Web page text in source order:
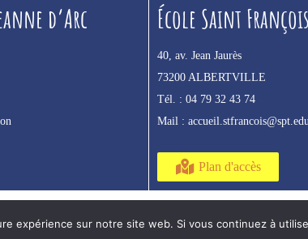
d’Arc École Saint François
40, av. Jean Jaurès
73200 ALBERTVILLE
Tél. :04 79 32 43 74
Mail :
Plan d'accès
expérience sur notre site web. Si vous continuez à